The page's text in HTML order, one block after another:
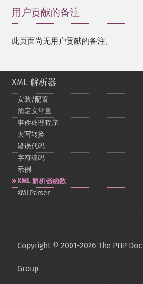
用户贡献的备注
此页面尚无用户贡献的备注。
XML 解析器
安装/配置
预定义常量
事件处理程序
大写转换
错误代码
字符编码
示例
XML 解析器函数
XMLParser
Copyright © 2001-2026 The PHP
Group